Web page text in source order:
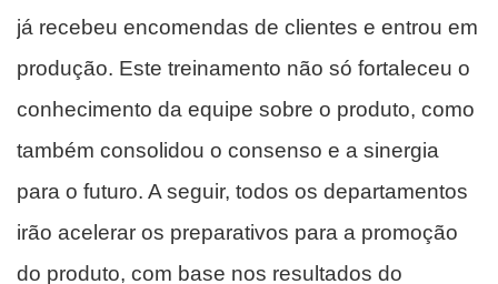
já recebeu encomendas de clientes e entrou em
produção. Este treinamento não só fortaleceu o
conhecimento da equipe sobre o produto, como
também consolidou o consenso e a sinergia
para o futuro. A seguir, todos os departamentos
irão acelerar os preparativos para a promoção
do produto, com base nos resultados do